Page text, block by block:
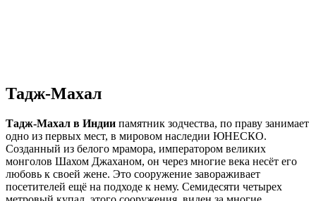
Тадж-Махал
Тадж-Махал в Индии памятник зодчества, по праву занимает
одно из первых мест, в мировом наследии ЮНЕСКО.
Созданный из белого мрамора, императором великих
монголов Шахом Джаханом, он через многие века несёт его
любовь к своей жене. Это сооружение завораживает
посетителей ещё на подходе к нему. Семидесяти четырех